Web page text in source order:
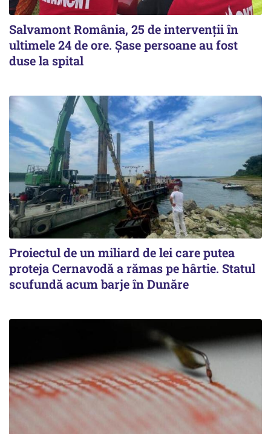
Salvamont România, 25 de intervenții în
ultimele 24 de ore. Șase persoane au fost
duse la spital
Proiectul de un miliard de lei care putea
proteja Cernavodă a rămas pe hârtie. Statul
scufundă acum barje în Dunăre